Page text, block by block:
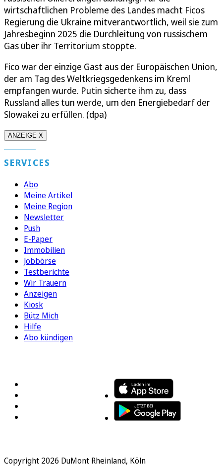
wirtschaftlichen Probleme des Landes macht Ficos
Regierung die Ukraine mitverantwortlich, weil sie zum
Jahresbeginn 2025 die Durchleitung von russischem
Gas über ihr Territorium stoppte.
Fico war der einzige Gast aus der Europäischen Union,
der am Tag des Weltkriegsgedenkens im Kreml
empfangen wurde. Putin sicherte ihm zu, dass
Russland alles tun werde, um den Energiebedarf der
Slowakei zu erfüllen. (dpa)
ANZEIGE X
SERVICES
Abo
Meine Artikel
Meine Region
Newsletter
Push
E-Paper
Immobilien
Jobbörse
Testberichte
Wir Trauern
Anzeigen
Kiosk
Bütz Mich
Hilfe
Abo kündigen
Copyright 2026 DuMont Rheinland, Köln